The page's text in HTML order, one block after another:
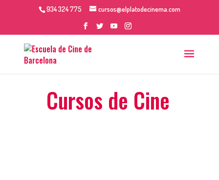
934 324 775 cursos@elplatodecinema.com
Cursos de Cine